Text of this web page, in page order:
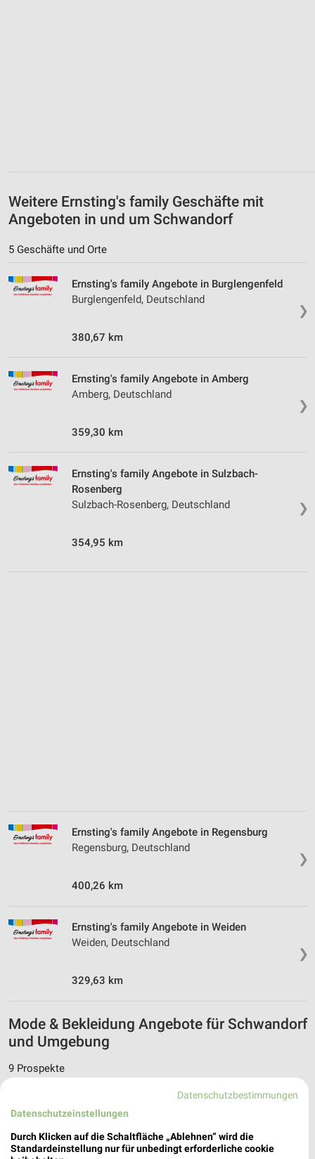
Weitere Ernsting's family Geschäfte mit
Angeboten in und um Schwandorf
5 Geschäfte und Orte
❯
Ernsting's family Angebote in Burglengenfeld
Burglengenfeld, Deutschland
380,67 km
❯
Ernsting's family Angebote in Amberg
Amberg, Deutschland
359,30 km
❯
Ernsting's family Angebote in Sulzbach-
Rosenberg
Sulzbach-Rosenberg, Deutschland
354,95 km
❯
Ernsting's family Angebote in Regensburg
Regensburg, Deutschland
400,26 km
❯
Ernsting's family Angebote in Weiden
Weiden, Deutschland
329,63 km
Mode & Bekleidung Angebote für Schwandorf
und Umgebung
9 Prospekte
Tchibo
Datenschutzbestimmungen
Datenschutzeinstellungen
Durch Klicken auf die Schaltfläche „Ablehnen“ wird die
Standardeinstellung nur für unbedingt erforderliche cookie